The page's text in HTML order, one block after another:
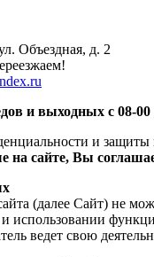
Объездная, д. 2
и выходных с 08-00
и
на сайте, Вы
не может передать или раскрыть
сайта третьим лицам, кроме случаев, описанных
которой пользователь ведет